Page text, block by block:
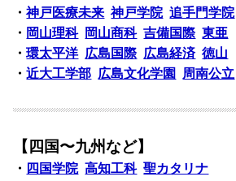
・神戸医療未来 神戸学院 追手門学院
・ 岡山理科 岡山商科 吉備国際 東亜
・環太平洋 広島国際 広島経済 徳山
・近大工学部 広島文化学園 周南公立
【四国〜九州など】
・ 四国学院 高知工科 聖カタリナ